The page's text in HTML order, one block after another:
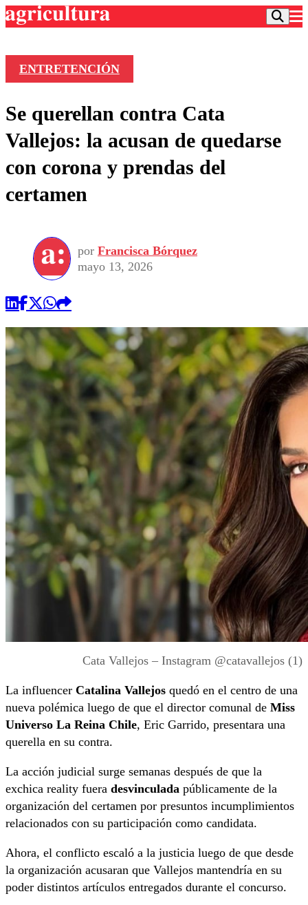
Frecuencias
Agricultura TV
Deportes
Colo Colo
Motor
Torneo Internacional
Torneo Nacional
Entretención
Internacional
Nacional
Vida Social
Programas
Comercial
ENTRETENCIÓN
Se querellan contra Cata
Vallejos: la acusan de quedarse
con corona y prendas del
certamen
por Francisca Bórquez
mayo 13, 2026
Cata Vallejos – Instagram @catavallejos (1)
La influencer Catalina Vallejos quedó en el centro de una
nueva polémica luego de que el director comunal de Miss
Universo La Reina Chile, Eric Garrido, presentara una
querella en su contra.
La acción judicial surge semanas después de que la
exchica reality fuera desvinculada públicamente de la
organización del certamen por presuntos incumplimientos
relacionados con su participación como candidata.
Ahora, el conflicto escaló a la justicia luego de que desde
la organización acusaran que Vallejos mantendría en su
poder distintos artículos entregados durante el concurso.